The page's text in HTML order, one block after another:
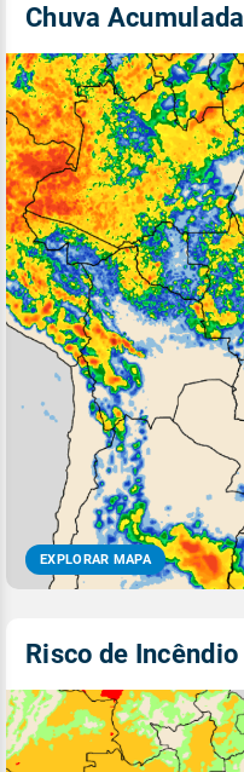
Chuva Acumulada
EXPLORAR MAPA
Risco de Incêndio